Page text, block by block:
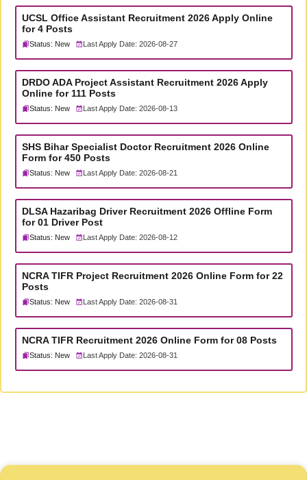
UCSL Office Assistant Recruitment 2026 Apply Online
for 4 Posts
Status: New Last Apply Date: 2026-08-27
DRDO ADA Project Assistant Recruitment 2026 Apply
Online for 111 Posts
Status: New Last Apply Date: 2026-08-13
SHS Bihar Specialist Doctor Recruitment 2026 Online
Form for 450 Posts
Status: New Last Apply Date: 2026-08-21
DLSA Hazaribag Driver Recruitment 2026 Offline Form
for 01 Driver Post
Status: New Last Apply Date: 2026-08-12
NCRA TIFR Project Recruitment 2026 Online Form for 22
Posts
Status: New Last Apply Date: 2026-08-31
NCRA TIFR Recruitment 2026 Online Form for 08 Posts
Status: New Last Apply Date: 2026-08-31